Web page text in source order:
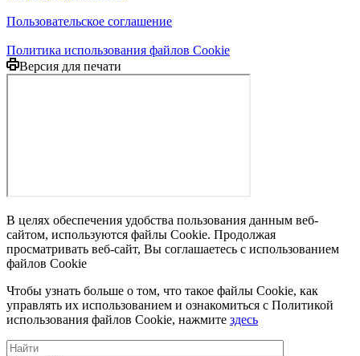
Пользовательское соглашение
Политика использования файлов Cookie
Версия для печати
В целях обеспечения удобства пользования данным веб-
сайтом, используются файлы Cookie. Продолжая
просматривать веб-сайт, Вы соглашаетесь с использованием
файлов Cookie
Чтобы узнать больше о том, что такое файлы Cookie, как
управлять их использованием и ознакомиться с Политикой
использования файлов Cookie, нажмите здесь